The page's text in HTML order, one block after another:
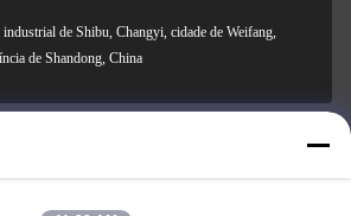
industrial de Shibu, Changyi, cidade de Weifang,
de Shandong, China